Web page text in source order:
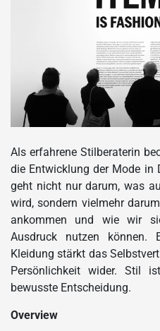
Als erfahrene Stilberaterin
die Entwicklung der Mode in
geht nicht nur darum, was
wird, sondern vielmehr
ankommen und wie wir
Ausdruck nutzen können.
Kleidung stärkt das
Persönlichkeit wider. Stil
bewusste Entscheidung.
Overview